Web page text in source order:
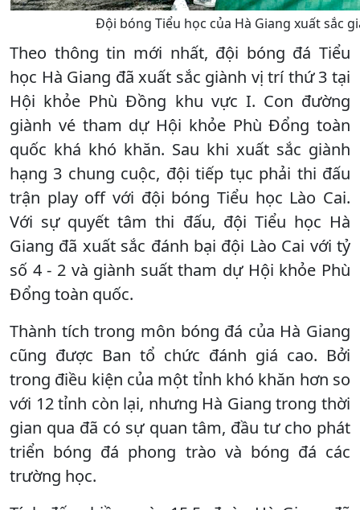
Đội bóng Tiểu học của Hà Giang xuất sắc
Theo thông tin mới nhất, đội bóng đá Tiểu
học Hà Giang đã xuất sắc giành vị trí thứ 3 tại
Hội khỏe Phù Đồng khu vực I. Con đường
giành vé tham dự Hội khỏe Phù Đổng toàn
quốc khá khó khăn. Sau khi xuất sắc giành
hạng 3 chung cuộc, đội tiếp tục phải thi đấu
trận play off với đội bóng Tiểu học Lào Cai.
Với sự quyết tâm thi đấu, đội Tiểu học Hà
Giang đã xuất sắc đánh bại đội Lào Cai với tỷ
số 4 - 2 và giành suất tham dự Hội khỏe Phù
Đổng toàn quốc.
Thành tích trong môn bóng đá của Hà Giang
cũng được Ban tổ chức đánh giá cao. Bởi
trong điều kiện của một tỉnh khó khăn hơn so
với 12 tỉnh còn lại, nhưng Hà Giang trong thời
gian qua đã có sự quan tâm, đầu tư cho phát
triển bóng đá phong trào và bóng đá các
trường học.